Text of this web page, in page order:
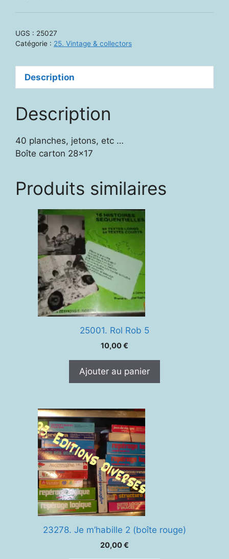
UGS : 25027
Catégorie : 25. Vintage & collectors
Description
Description
40 planches, jetons, etc …
Boîte carton 28×17
Produits similaires
25001. Rol Rob 5
10,00€
Ajouter au panier
23278. Je m’habille 2 (boîte rouge)
20,00€